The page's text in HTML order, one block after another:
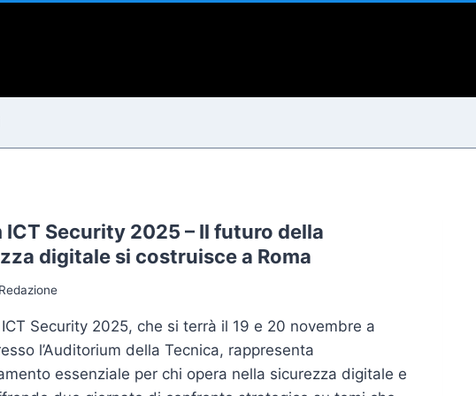
ICT Security 2025 – Il futuro della
digitale si costruisce a Roma
Redazione
ICT Security 2025, che si terrà il 19 e 20 novembre a
l’Auditorium della Tecnica, rappresenta
essenziale per chi opera nella sicurezza digitale e